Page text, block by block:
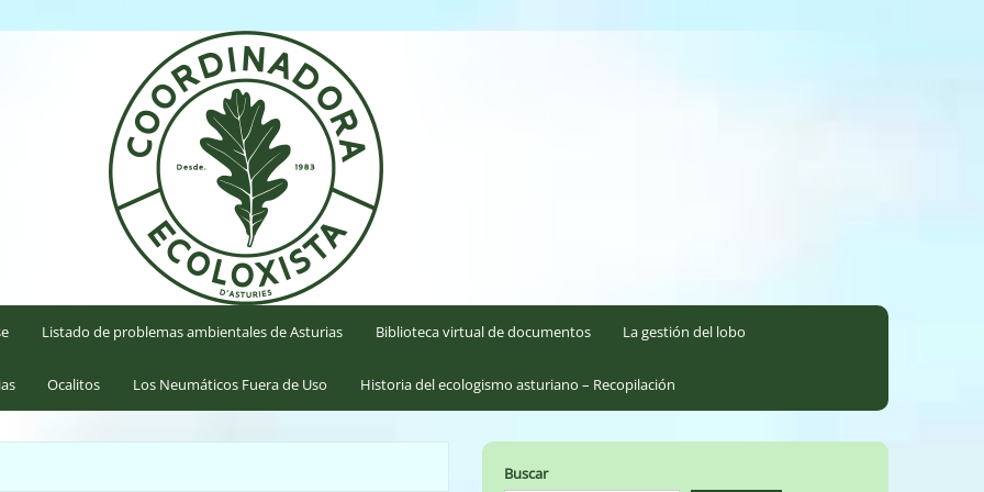
Listado de problemas ambientales de Asturias Biblioteca virtual de documentos La gestión del lobo
Ocalitos Los Neumáticos Fuera de Uso Historia del ecologismo asturiano – Recopilación
Buscar